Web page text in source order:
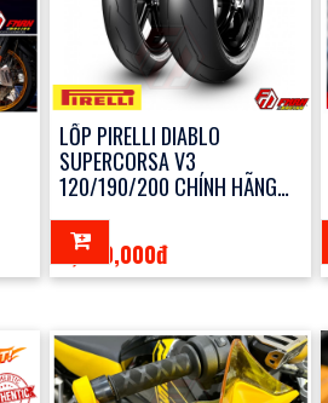
LỐP PIRELLI DIABLO
SUPERCORSA V3
120/190/200 CHÍNH HÃNG
3,650,000đ